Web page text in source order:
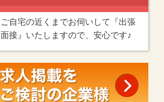
ご自宅の近くまでお伺いして『出張
面接』いたしますので、安心です♪